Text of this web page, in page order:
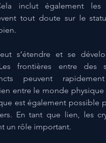
inclut également les
tout doute sur le
s’étendre et se
frontières entre des
peuvent
entre le monde
est également possible
En tant que lien, les
un rôle important.